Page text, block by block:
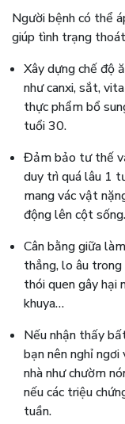
Người bệnh có thể
giúp tình trạng
Xây dựng chế độ
như canxi, sắt,
thực phẩm bổ
tuổi 30.
Đảm bảo tư thế
duy trì quá lâu 1
mang vác vật
động lên cột sống.
Cân bằng giữa
thẳng, lo âu
thói quen gây hại
khuya…
Nếu nhận thấy
bạn nên nghỉ
nhà như chườm
nếu các triệu
tuần.